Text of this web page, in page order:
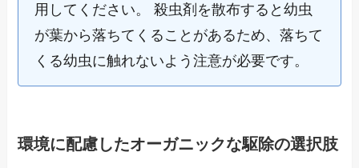
用してください。 殺虫剤を散布すると幼虫
が葉から落ちてくることがあるため、落ちて
くる幼虫に触れないよう注意が必要です。
環境に配慮したオーガニックな駆除の選択肢